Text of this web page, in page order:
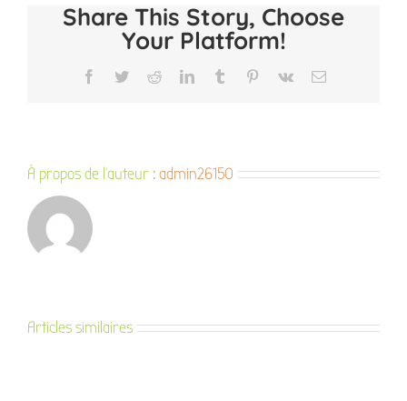
Share This Story, Choose
Your Platform!
Facebook
TwitterRedditLinkedInTumblr Pinterest
Vk Email
À propos de l'auteur :admin26150
Articles similaires